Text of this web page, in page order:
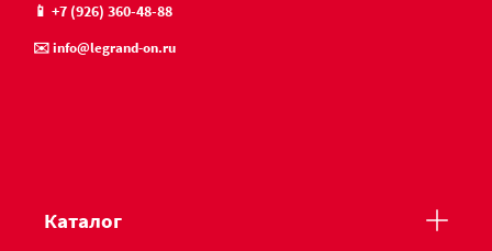
📱 +7 (926) 360-48-88
✉️ info@legrand-on.ru
Каталог